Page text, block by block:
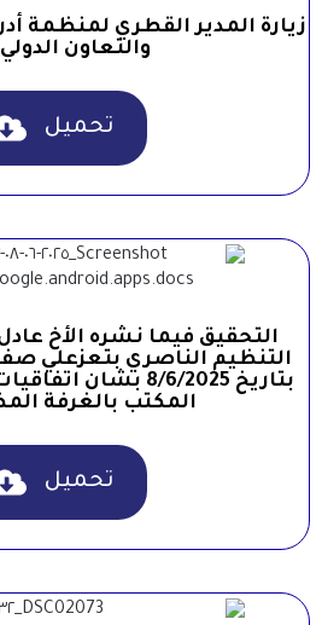
زيارة المدير القطري لمنظمة
والتعاون
تحميل
التحقيق فيما نشره الأخ
التنظيم الناصري بتعزعلي
بتاريخ 8/6/2025
المكتب بالغرفة
تحميل